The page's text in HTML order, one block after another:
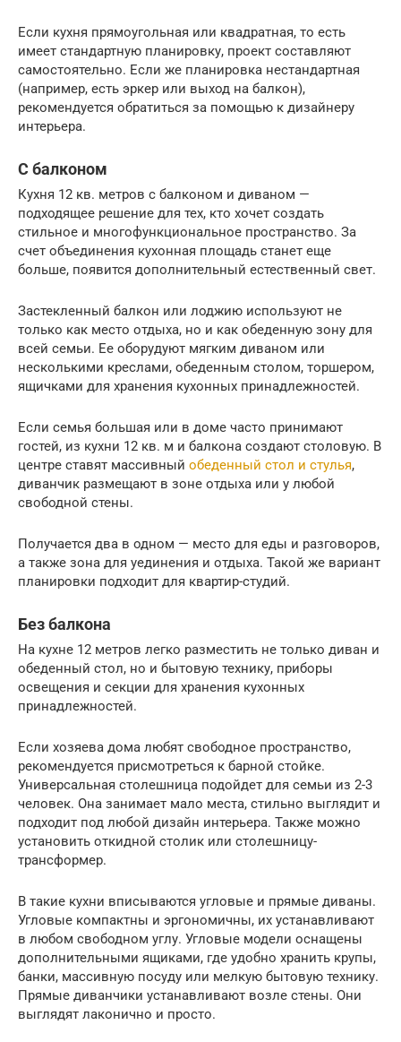
Если кухня прямоугольная или квадратная, то есть
имеет стандартную планировку, проект составляют
самостоятельно. Если же планировка нестандартная
(например, есть эркер или выход на балкон),
рекомендуется обратиться за помощью к дизайнеру
интерьера.
С балконом
Кухня 12 кв. метров с балконом и диваном —
подходящее решение для тех, кто хочет создать
стильное и многофункциональное пространство. За
счет объединения кухонная площадь станет еще
больше, появится дополнительный естественный свет.
Застекленный балкон или лоджию используют не
только как место отдыха, но и как обеденную зону для
всей семьи. Ее оборудуют мягким диваном или
несколькими креслами, обеденным столом, торшером,
ящичками для хранения кухонных принадлежностей.
Если семья большая или в доме часто принимают
гостей, из кухни 12 кв. м и балкона создают столовую. В
центре ставят массивный обеденный стол и стулья,
диванчик размещают в зоне отдыха или у любой
свободной стены.
Получается два в одном — место для еды и разговоров,
а также зона для уединения и отдыха. Такой же вариант
планировки подходит для квартир-студий.
Без балкона
На кухне 12 метров легко разместить не только диван и
обеденный стол, но и бытовую технику, приборы
освещения и секции для хранения кухонных
принадлежностей.
Если хозяева дома любят свободное пространство,
рекомендуется присмотреться к барной стойке.
Универсальная столешница подойдет для семьи из 2-3
человек. Она занимает мало места, стильно выглядит и
подходит под любой дизайн интерьера. Также можно
установить откидной столик или столешницу-
трансформер.
В такие кухни вписываются угловые и прямые диваны.
Угловые компактны и эргономичны, их устанавливают
в любом свободном углу. Угловые модели оснащены
дополнительными ящиками, где удобно хранить крупы,
банки, массивную посуду или мелкую бытовую технику.
Прямые диванчики устанавливают возле стены. Они
выглядят лаконично и просто.